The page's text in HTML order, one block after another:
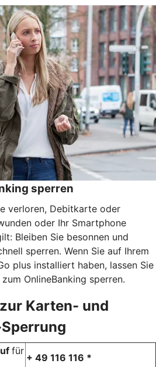
sperren
verloren, Debitkarte oder
oder Ihr Smartphone
Bleiben Sie besonnen und
sperren. Wenn Sie auf Ihrem
plus installiert haben, lassen Sie
OnlineBanking sperren.
Karten- und
für
+ 49 116 116 *